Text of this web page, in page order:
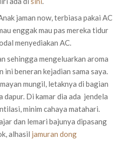
jaman now, terbiasa pakai AC
enggak mau pas mereka tidur
menyediakan AC.
sehingga mengeluarkan aroma
ini beneran kejadian sama saya.
mungil, letaknya di bagian
dapur. Di kamar dia ada jendela
minim cahaya matahari.
dan lemari bajunya dipasang
alhasil jamuran dong